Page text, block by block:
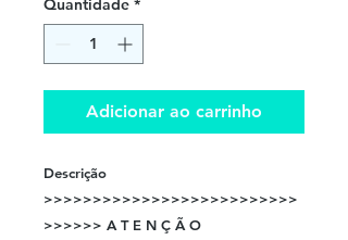
Quantidade *
Adicionar ao carrinho
Descrição
>>>>>>>>>>>>>>>>>>>>>>>>>>
>>>>>> A T E N Ç Ã O